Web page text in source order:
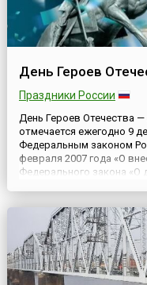
День Героев
Праздники России
День Героев Отечества —
отмечается ежегодно 9
Федеральным законом
февраля 2007 года «О
Федерального закона «О
выдающемуся событию ...